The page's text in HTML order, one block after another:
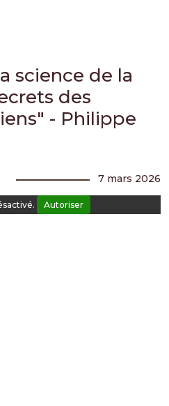
science de la
des
- Philippe
7 mars 2026
Autoriser